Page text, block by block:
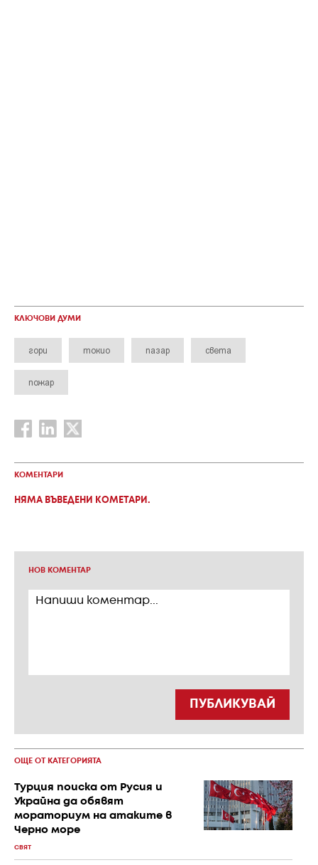
КЛЮЧОВИ ДУМИ
гори токио пазар света
пожар
КОМЕНТАРИ
НЯМА ВЪВЕДЕНИ КОМЕТАРИ.
НОВ КОМЕНТАР
ПУБЛИКУВАЙ
ОЩЕ ОТ КАТЕГОРИЯТА
Турция поиска от Русия и
Украйна да обявят
мораториум на атаките в
Черно море
СВЯТ